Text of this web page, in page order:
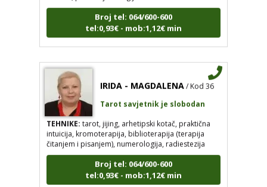
Broj tel: 064/600-600
tel:0,93€ - mob:1,12€ min
/ Kod 36
TEHNIKE:tarot, jijing, arhetipski kotač, praktična
intuicija, kromoterapija, biblioterapija (terapija
čitanjem i pisanjem), numerologija, radiestezija
Broj tel: 064/600-600
tel:0,93€ - mob:1,12€ min